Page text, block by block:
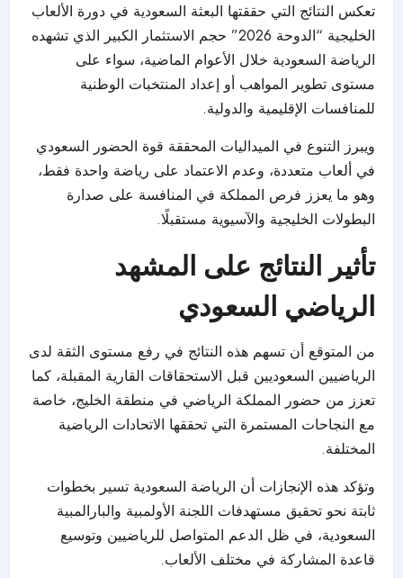
تعكس النتائج التي حققتها البعثة السعودية في دورة الألعاب
الخليجية “الدوحة 2026” حجم الاستثمار الكبير الذي تشهده
الرياضة السعودية خلال الأعوام الماضية، سواء على
مستوى تطوير المواهب أو إعداد المنتخبات الوطنية
للمنافسات الإقليمية والدولية.
ويبرز التنوع في الميداليات المحققة قوة الحضور السعودي
في ألعاب متعددة، وعدم الاعتماد على رياضة واحدة فقط،
وهو ما يعزز فرص المملكة في المنافسة على صدارة
البطولات الخليجية والآسيوية مستقبلًا.
تأثير النتائج على المشهد
الرياضي السعودي
من المتوقع أن تسهم هذه النتائج في رفع مستوى الثقة لدى
الرياضيين السعوديين قبل الاستحقاقات القارية المقبلة، كما
تعزز من حضور المملكة الرياضي في منطقة الخليج، خاصة
مع النجاحات المستمرة التي تحققها الاتحادات الرياضية
المختلفة.
وتؤكد هذه الإنجازات أن الرياضة السعودية تسير بخطوات
ثابتة نحو تحقيق مستهدفات اللجنة الأولمبية والبارالمبية
السعودية، في ظل الدعم المتواصل للرياضيين وتوسيع
قاعدة المشاركة في مختلف الألعاب.